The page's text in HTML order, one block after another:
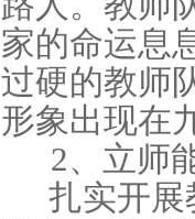
家的命运息
过硬的教师
形象出现在
2、立师
扎实开展